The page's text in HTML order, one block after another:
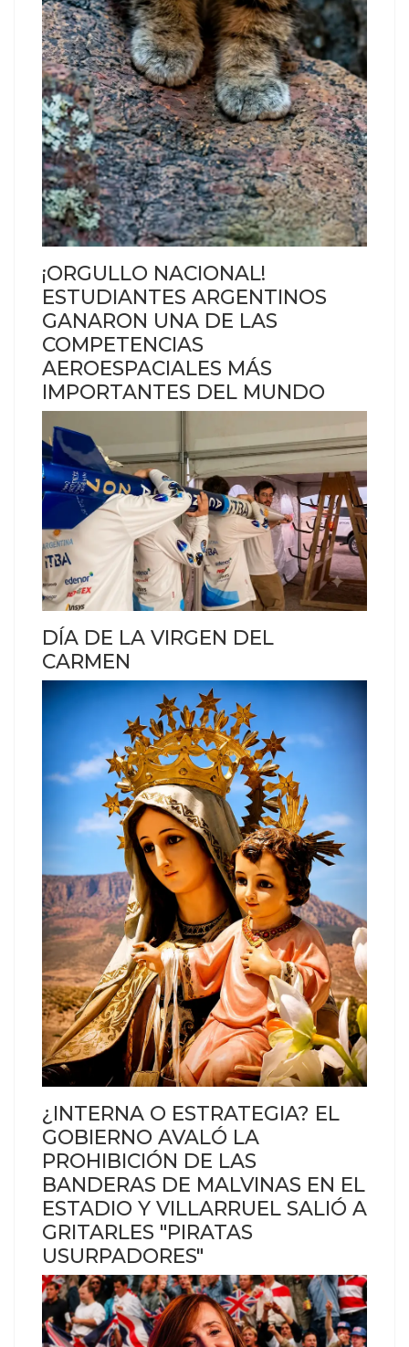
¡ORGULLO NACIONAL!
ESTUDIANTES ARGENTINOS
GANARON UNA DE LAS
COMPETENCIAS
AEROESPACIALES MÁS
IMPORTANTES DEL MUNDO
DÍA DE LA VIRGEN DEL
CARMEN
¿INTERNA O ESTRATEGIA? EL
GOBIERNO AVALÓ LA
PROHIBICIÓN DE LAS
BANDERAS DE MALVINAS EN EL
ESTADIO Y VILLARRUEL SALIÓ A
GRITARLES "PIRATAS
USURPADORES"